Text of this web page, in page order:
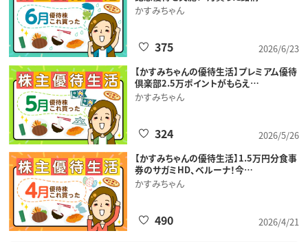
かすみちゃん
2026/6/23
375
【かすみちゃんの優待生活】プレミアム優待
倶楽部2.5万ポイントがもらえ…
かすみちゃん
2026/5/26
324
【かすみちゃんの優待生活】1.5万円分食事
券のサガミHD、ベルーナ！今…
かすみちゃん
2026/4/21
490